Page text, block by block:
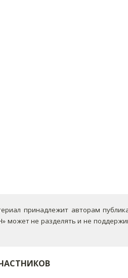
принадлежит авторам
может не разделять и не